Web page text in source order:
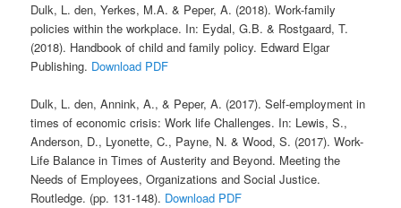
Dulk, L. den, Yerkes, M.A. & Peper, A. (2018). Work-family
policies within the workplace. In: Eydal, G.B. & Rostgaard, T.
(2018). Handbook of child and family policy. Edward Elgar
Publishing. Download PDF
Dulk, L. den, Annink, A., & Peper, A. (2017). Self-employment in
times of economic crisis: Work life Challenges. In: Lewis, S.,
Anderson, D., Lyonette, C., Payne, N. & Wood, S. (2017). Work-
Life Balance in Times of Austerity and Beyond. Meeting the
Needs of Employees, Organizations and Social Justice.
Routledge. (pp. 131-148). Download PDF